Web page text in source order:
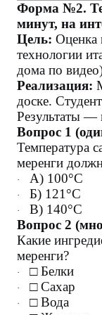
Форма №2.
минут, на
Цель: Оценка
технологии
дома по
Реализация:
доске.
Результаты —
Вопрос 1
Температура
меренги
· А) 100°C
· Б) 121°C
·
В) 140°C
Вопрос 2
Какие
меренги?
· □ Белки
· □ Сахар
· □ Вода